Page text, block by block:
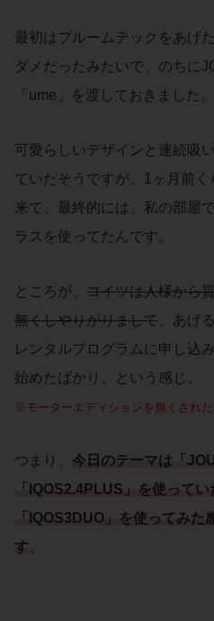
最初はプルームテックをあげ
ダメだったみたいで、のちに
「ume」を渡しておきました。
可愛らしいデザインと連続吸
ていたそうですが、1ヶ月前
来て、最終的には、私の部屋
ラスを使ってたんです。
ところが、 コイツは人様から
無くしやりがりまして 、あげ
レンタルプログラムに申し込
始めたばかり、という感じ。
※モーターエディションを無くされた
つまり、 今日のテーマは 「
「 IQOS2.4PLUS 」を使って
「 IQOS3DUO 」を使ってみた
す